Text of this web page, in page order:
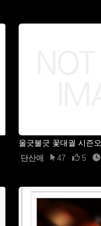
울긋불긋 꽃대궐 시즌
단산애
47 5